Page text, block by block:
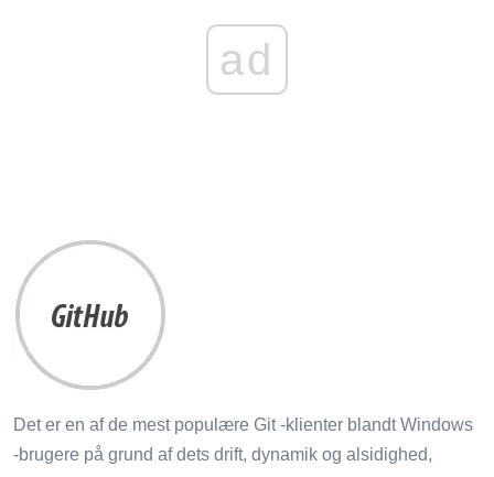
ad
Det er en af ​​de mest populære Git -klienter blandt Windows
-brugere på grund af dets drift, dynamik og alsidighed,